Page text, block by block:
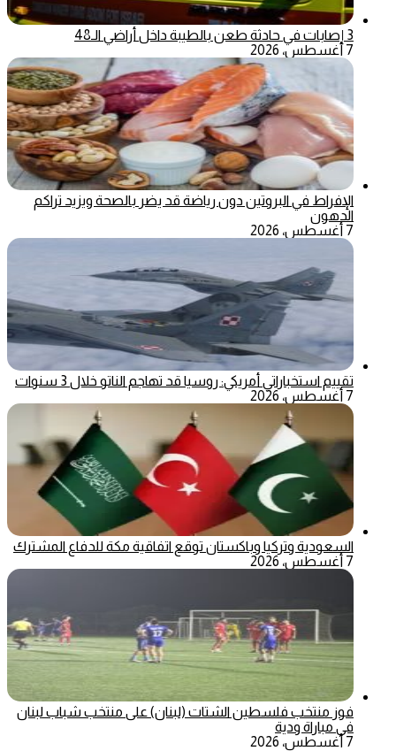
3 إصابات في حادثة طعن بالطيبة داخل أراضي الـ48
7 أغسطس، 2026
الإفراط في البروتين دون رياضة قد يضر بالصحة ويزيد تراكم
الدهون
7 أغسطس، 2026
تقييم استخباراتي أمريكي: روسيا قد تهاجم الناتو خلال 3 سنوات
7 أغسطس، 2026
السعودية وتركيا وباكستان توقع اتفاقية مكة للدفاع المشترك
7 أغسطس، 2026
فوز منتخب فلسطين الشتات (لبنان) على منتخب شباب لبنان
في مباراة ودية
7 أغسطس، 2026